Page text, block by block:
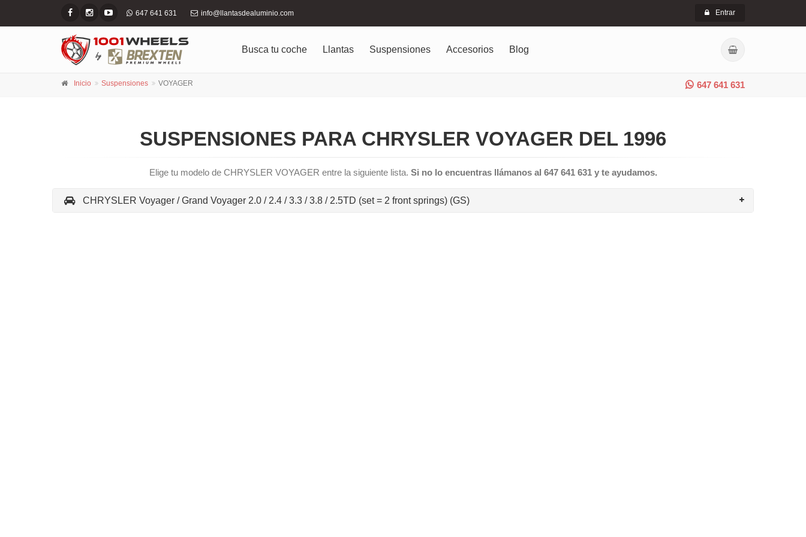
647 641 631 info@llantasdealuminio.com Entrar
Busca tu coche Llantas Suspensiones Accesorios Blog
647 641 631
Inicio Suspensiones VOYAGER
SUSPENSIONES PARA CHRYSLER VOYAGER DEL 1996
Elige tu modelo de CHRYSLER VOYAGER entre la siguiente lista. Si no lo encuentras llámanos al 647 641 631 y te ayudamos.
CHRYSLER Voyager / Grand Voyager 2.0 / 2.4 / 3.3 / 3.8 / 2.5TD (set = 2 front springs) (GS)